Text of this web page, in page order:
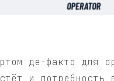
де-факто для
и потребность